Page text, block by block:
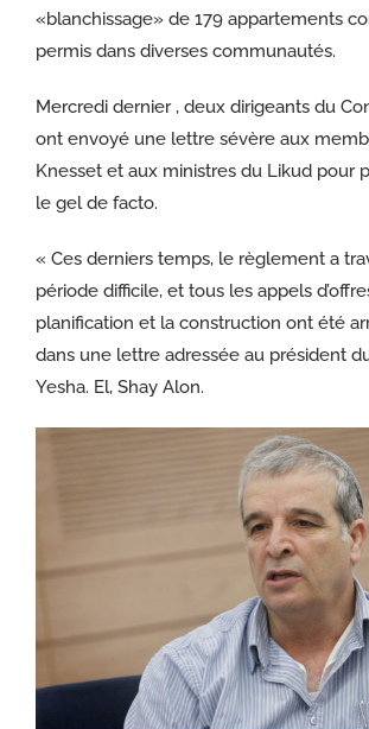
«blanchissage» de 179 appartements
permis dans diverses communautés.
Mercredi dernier , deux dirigeants du
ont envoyé une lettre sévère aux
Knesset et aux ministres du Likud pour
le gel de facto.
« Ces derniers temps, le règlement a
période difficile, et tous les appels
planification et la construction ont été
dans une lettre adressée au président
Yesha. El, Shay Alon.